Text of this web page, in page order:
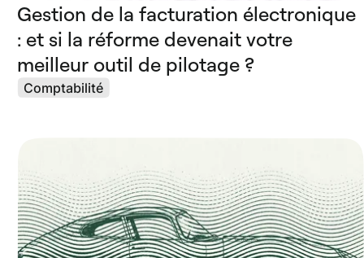
Gestion de la facturation électronique
: et si la réforme devenait votre
meilleur outil de pilotage ?
Comptabilité